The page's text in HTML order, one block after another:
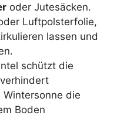
oder Jutesäcken.
Luftpolsterfolie,
lassen und
schützt die
die
Boden